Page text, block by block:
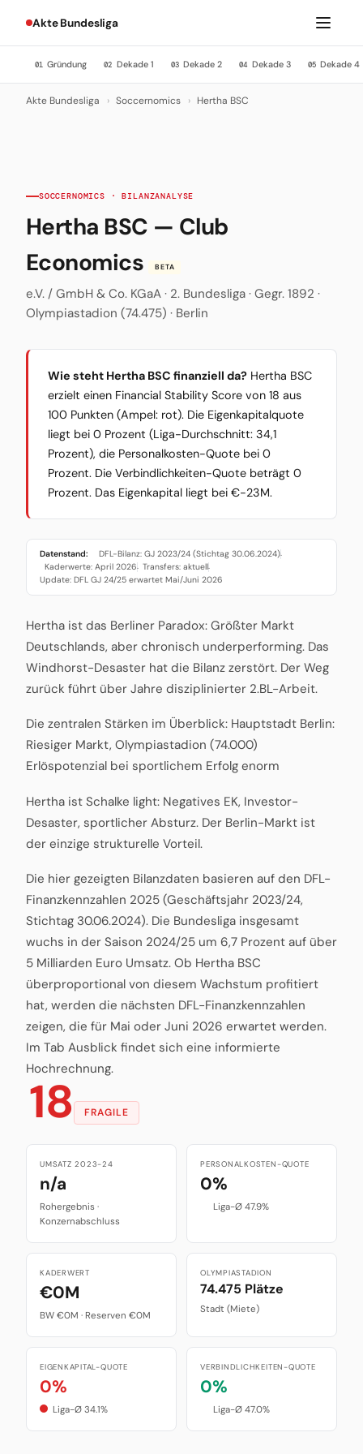
Akte Bundesliga
01 Gründung 02 Dekade 1 03 Dekade 2 04 Dekade 3 05 Dekade 4
Akte Bundesliga › Soccernomics › Hertha BSC
SOCCERNOMICS · BILANZANALYSE
Hertha BSC — Club
Economics
BETA
e.V. / GmbH & Co. KGaA · 2. Bundesliga · Gegr. 1892 ·
Olympiastadion (74.475) · Berlin
Wie steht Hertha BSC finanziell da? Hertha BSC
erzielt einen Financial Stability Score von 18 aus
100 Punkten (Ampel: rot). Die Eigenkapitalquote
liegt bei 0 Prozent (Liga-Durchschnitt: 34,1
Prozent), die Personalkosten-Quote bei 0
Prozent. Die Verbindlichkeiten-Quote beträgt 0
Prozent. Das Eigenkapital liegt bei €-23M.
Datenstand: DFL-Bilanz: GJ 2023/24 (Stichtag 30.06.2024)·
Kaderwerte: April 2026· Transfers: aktuell·
Update: DFL GJ 24/25 erwartet Mai/Juni 2026
Hertha ist das Berliner Paradox: Größter Markt
Deutschlands, aber chronisch underperforming. Das
Windhorst-Desaster hat die Bilanz zerstört. Der Weg
zurück führt über Jahre disziplinierter 2.BL-Arbeit.
Die zentralen Stärken im Überblick: Hauptstadt Berlin:
Riesiger Markt, Olympiastadion (74.000)
Erlöspotenzial bei sportlichem Erfolg enorm
Hertha ist Schalke light: Negatives EK, Investor-
Desaster, sportlicher Absturz. Der Berlin-Markt ist
der einzige strukturelle Vorteil.
Die hier gezeigten Bilanzdaten basieren auf den DFL-
Finanzkennzahlen 2025 (Geschäftsjahr 2023/24,
Stichtag 30.06.2024). Die Bundesliga insgesamt
wuchs in der Saison 2024/25 um 6,7 Prozent auf über
5 Milliarden Euro Umsatz. Ob Hertha BSC
überproportional von diesem Wachstum profitiert
hat, werden die nächsten DFL-Finanzkennzahlen
zeigen, die für Mai oder Juni 2026 erwartet werden.
Im Tab Ausblick findet sich eine informierte
Hochrechnung.
18 FRAGILE
UMSATZ 2023-24
n/a
Rohergebnis ·
Konzernabschluss
PERSONALKOSTEN-QUOTE
0%
Liga-Ø 47.9%
KADERWERT
€0M
BW €0M · Reserven €0M
OLYMPIASTADION
74.475 Plätze
Stadt (Miete)
EIGENKAPITAL-QUOTE
0%
Liga-Ø 34.1%
VERBINDLICHKEITEN-QUOTE
0%
Liga-Ø 47.0%